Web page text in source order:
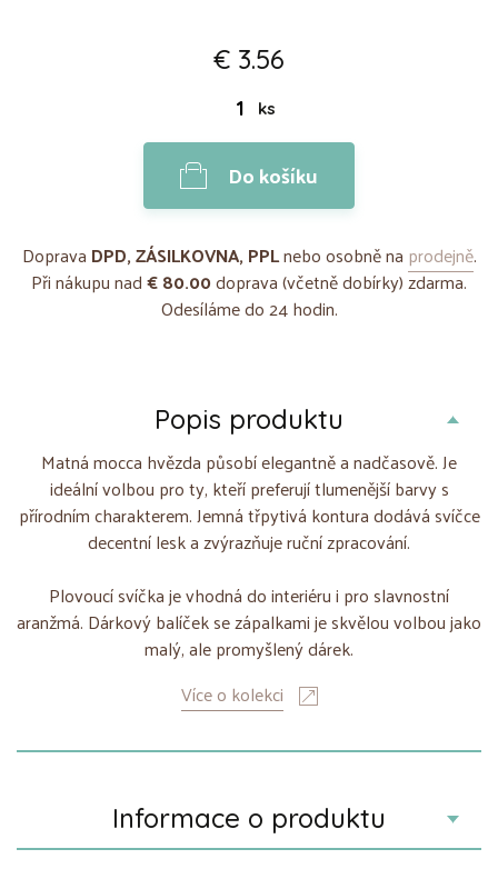
€ 3.56
ks
Do košíku
Doprava DPD, ZÁSILKOVNA, PPLnebo osobně na prodejně.
Při nákupu nad€ 80.00doprava (včetně dobírky) zdarma.
Odesíláme do 24 hodin.
Popis produktu
Matná mocca hvězda působí elegantně a nadčasově. Je
ideální volbou pro ty, kteří preferují tlumenější barvy s
přírodním charakterem. Jemná třpytivá kontura dodává svíčce
decentní lesk a zvýrazňuje ruční zpracování.
Plovoucí svíčka je vhodná do interiéru i pro slavnostní
aranžmá. Dárkový balíček se zápalkami je skvělou volbou jako
malý, ale promyšlený dárek.
Více o kolekci
Informace o produktu